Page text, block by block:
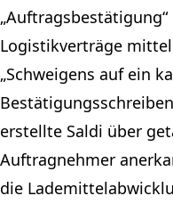
Logistikverträge
„Schweigens auf ein
erstellte Saldi über
Auftragnehmer
die